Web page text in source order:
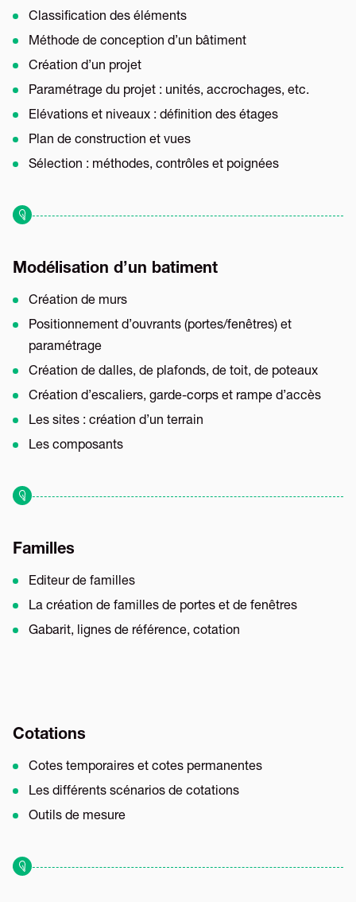
Classification des éléments
Méthode de conception d’un bâtiment
Création d’un projet
Paramétrage du projet : unités, accrochages, etc.
Elévations et niveaux : définition des étages
Plan de construction et vues
Sélection : méthodes, contrôles et poignées
Modélisation d’un batiment
Création de murs
Positionnement d’ouvrants (portes/fenêtres) et
paramétrage
Création de dalles, de plafonds, de toit, de poteaux
Création d’escaliers, garde-corps et rampe d’accès
Les sites : création d’un terrain
Les composants
Familles
Editeur de familles
La création de familles de portes et de fenêtres
Gabarit, lignes de référence, cotation
Cotations
Cotes temporaires et cotes permanentes
Les différents scénarios de cotations
Outils de mesure